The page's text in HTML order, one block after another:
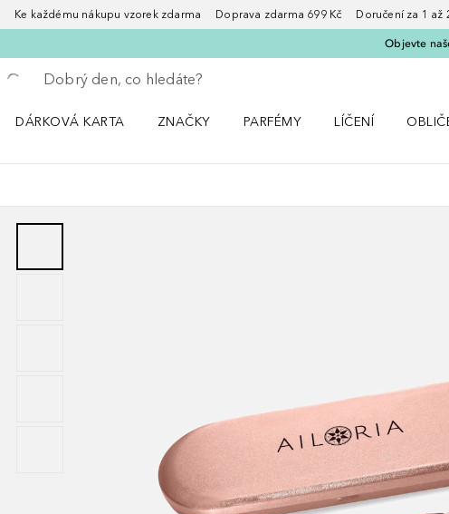
Ke každému nákupu vzorek zdarma Doprava zdarma 699 Kč Doručení za 1 až
Objevte
Vraťte se
Proveďte vyhledávání
DÁRKOVÁ KARTA
ZNAČKY
PARFÉMY
LÍČENÍ